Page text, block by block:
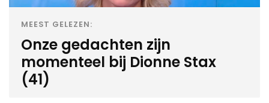
MEEST GELEZEN:
Onze gedachten zijn
momenteel bij Dionne Stax
(41)